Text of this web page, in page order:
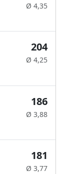
Ø 4,35
204
Ø 4,25
186
Ø 3,88
181
Ø 3,77